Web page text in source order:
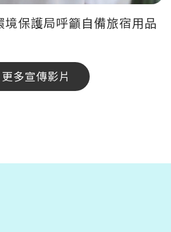
境保護局呼籲自備旅宿用品
更多宣傳影片